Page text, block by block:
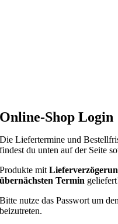
Online-Shop Login
Die Liefertermine und
findest du unten auf der Seite
Produkte mit
übernächsten Termin
Bitte nutze das Passwort um
beizutreten.